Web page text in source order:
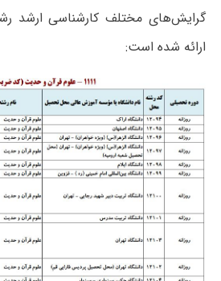
گرایش‌های مختلف کارشناسی ارشد
ارائه شده است: